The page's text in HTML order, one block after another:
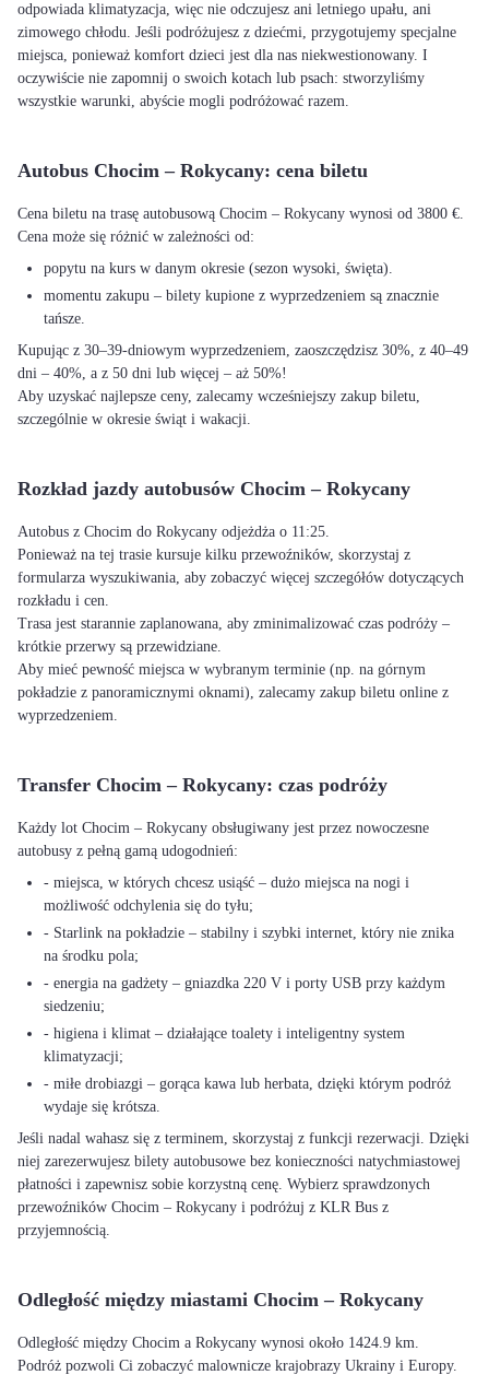
odpowiada klimatyzacja, więc nie odczujesz ani letniego upału, ani
zimowego chłodu. Jeśli podróżujesz z dziećmi, przygotujemy specjalne
miejsca, ponieważ komfort dzieci jest dla nas niekwestionowany. I
oczywiście nie zapomnij o swoich kotach lub psach: stworzyliśmy
wszystkie warunki, abyście mogli podróżować razem.
Autobus Chocim – Rokycany: cena biletu
Cena biletu na trasę autobusową Chocim – Rokycany wynosi od 3800 €.
Cena może się różnić w zależności od:
popytu na kurs w danym okresie (sezon wysoki, święta).
momentu zakupu – bilety kupione z wyprzedzeniem są znacznie
tańsze.
Kupując z 30–39-dniowym wyprzedzeniem, zaoszczędzisz 30%, z 40–49
dni – 40%, a z 50 dni lub więcej – aż 50%!
Aby uzyskać najlepsze ceny, zalecamy wcześniejszy zakup biletu,
szczególnie w okresie świąt i wakacji.
Rozkład jazdy autobusów Chocim – Rokycany
Autobus z Chocim do Rokycany odjeżdża o 11:25.
Ponieważ na tej trasie kursuje kilku przewoźników, skorzystaj z
formularza wyszukiwania, aby zobaczyć więcej szczegółów dotyczących
rozkładu i cen.
Trasa jest starannie zaplanowana, aby zminimalizować czas podróży –
krótkie przerwy są przewidziane.
Aby mieć pewność miejsca w wybranym terminie (np. na górnym
pokładzie z panoramicznymi oknami), zalecamy zakup biletu online z
wyprzedzeniem.
Transfer Chocim – Rokycany: czas podróży
Każdy lot Chocim – Rokycany obsługiwany jest przez nowoczesne
autobusy z pełną gamą udogodnień:
- miejsca, w których chcesz usiąść – dużo miejsca na nogi i
możliwość odchylenia się do tyłu;
- Starlink na pokładzie – stabilny i szybki internet, który nie znika
na środku pola;
- energia na gadżety – gniazdka 220 V i porty USB przy każdym
siedzeniu;
- higiena i klimat – działające toalety i inteligentny system
klimatyzacji;
- miłe drobiazgi – gorąca kawa lub herbata, dzięki którym podróż
wydaje się krótsza.
Jeśli nadal wahasz się z terminem, skorzystaj z funkcji rezerwacji. Dzięki
niej zarezerwujesz bilety autobusowe bez konieczności natychmiastowej
płatności i zapewnisz sobie korzystną cenę. Wybierz sprawdzonych
przewoźników Chocim – Rokycany i podróżuj z KLR Bus z
przyjemnością.
Odległość między miastami Chocim – Rokycany
Odległość między Chocim a Rokycany wynosi około 1424.9 km.
Podróż pozwoli Ci zobaczyć malownicze krajobrazy Ukrainy i Europy.